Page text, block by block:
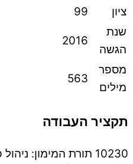
ציון
99
שנת
הגשה
2016
מספר
מילים
563
תקציר העבודה
10230 תורת המימון: ניהול פיננסי של גופים עסקיים‏ – ממ”ן 13, ציון 99 – כולל הערות המנחה.